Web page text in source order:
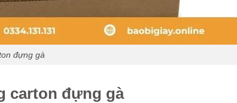
đựng gà
carton đựng gà